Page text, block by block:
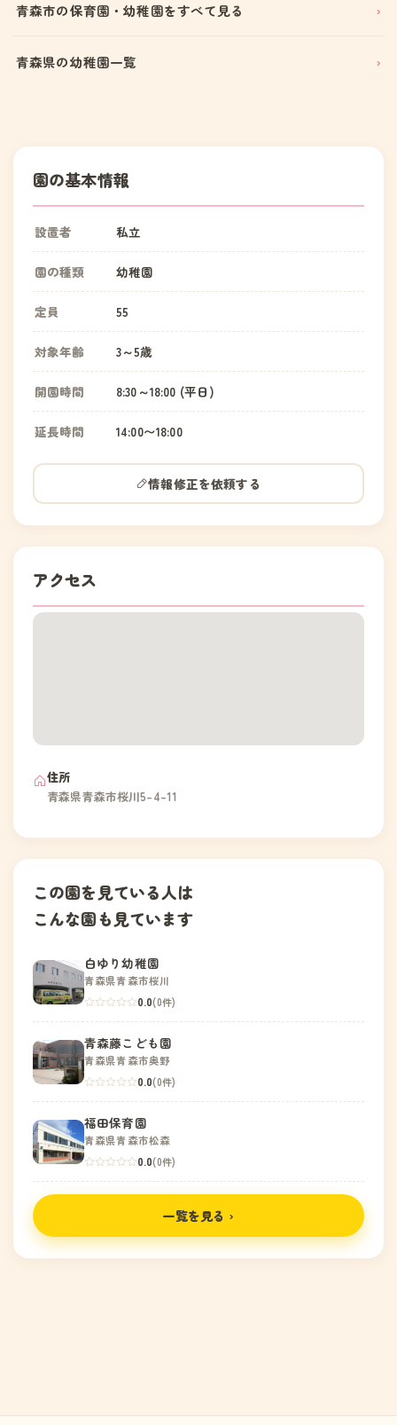
青森市の保育園・幼稚園をすべて見る
青森県の幼稚園一覧
園の基本情報
設置者 私立
園の種類 幼稚園
定員 55
対象年齢 3～5歳
開園時間 8:30～18:00 (平日)
延長時間 14:00〜18:00
情報修正を依頼する
アクセス
住所
青森県青森市桜川5-4-11
この園を見ている人は
こんな園も見ています
白ゆり幼稚園
青森県青森市桜川
0.0(0件)
青森藤こども園
青森県青森市奥野
0.0(0件)
福田保育園
青森県青森市松森
0.0(0件)
一覧を見る ›